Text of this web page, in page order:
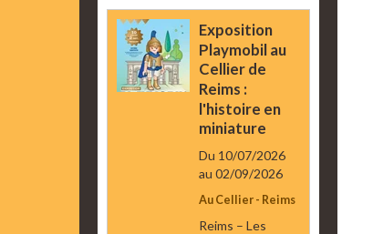
Exposition
Playmobil au
Cellier de
Reims :
l'histoire en
miniature
Du 10/07/2026
au 02/09/2026
Au Cellier - Reims
Reims – Les